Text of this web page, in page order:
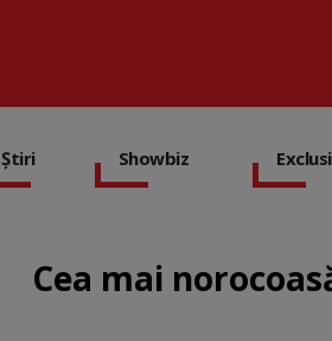
Știri Showbiz
Cea mai